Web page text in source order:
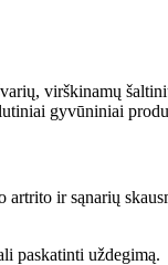
virškinamų
gyvūniniai
ir sąnarių
paskatinti uždegimą.